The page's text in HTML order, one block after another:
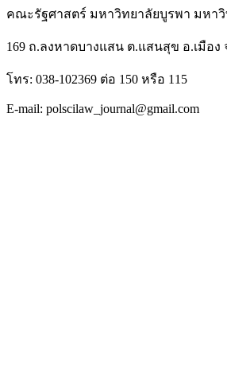
คณะรัฐศาสตร์ มหาวิทยาลัยบูรพา มหา
169 ถ.ลงหาดบางแสน ต.แสนสุข อ.เมือง
โทร: 038-102369 ต่อ 150 หรือ 115
E-mail: polscilaw_journal@gmail.com